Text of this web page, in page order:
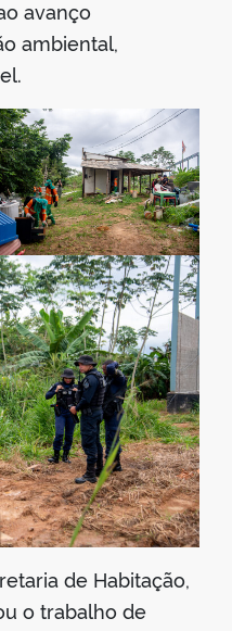
avanço
ambiental,
de Habitação,
o trabalho de